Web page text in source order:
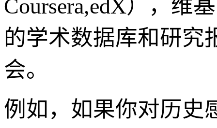
Coursera,edX），维
的学术数据库和研究
会。
例如，如果你对历史